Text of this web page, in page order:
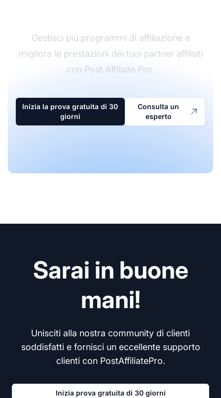
Gestisci più programmi di affiliazione e
migliora le prestazioni dei tuoi partner affiliati
con Post Affiliate Pro.
Inizia la prova gratuita di 30
giorni
Consulta un
esperto
Sarai in buone
mani!
Unisciti alla nostra community di clienti
soddisfatti e fornisci un eccellente supporto
clienti con PostAffiliatePro.
Inizia prova gratuita di 30 giorni